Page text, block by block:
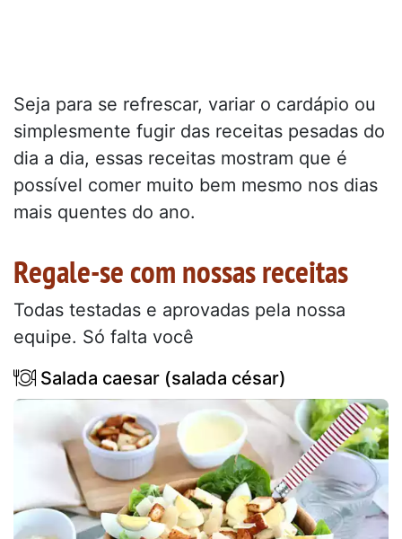
Seja para se refrescar, variar o cardápio ou
simplesmente fugir das receitas pesadas do
dia a dia, essas receitas mostram que é
possível comer muito bem mesmo nos dias
mais quentes do ano.
Regale-se com nossas receitas
Todas testadas e aprovadas pela nossa
equipe. Só falta você
Salada caesar (salada césar)